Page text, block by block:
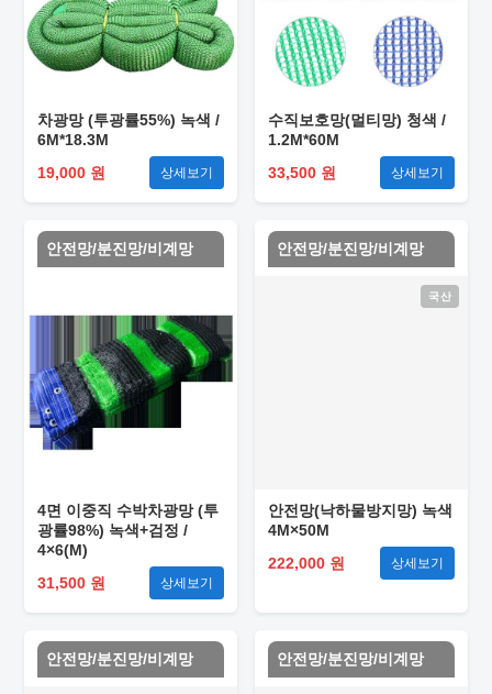
차광망 (투광률55%) 녹색 /
6M*18.3M
19,000 원
상세보기
수직보호망(멀티망) 청색 /
1.2M*60M
33,500 원
상세보기
안전망/분진망/비계망
4면 이중직 수박차광망 (투
광률98%) 녹색+검정 /
4×6(M)
31,500 원
상세보기
안전망/분진망/비계망
국산
안전망(낙하물방지망) 녹색
4M×50M
222,000 원
상세보기
안전망/분진망/비계망 안전망/분진망/비계망